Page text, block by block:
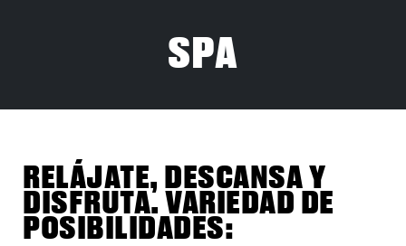
SPA
RELÁJATE, DESCANSA Y
DISFRUTA. VARIEDAD DE
POSIBILIDADES: